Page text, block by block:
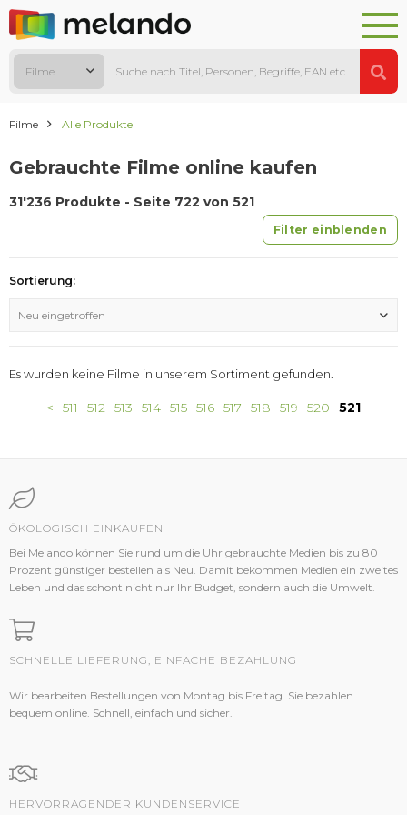
Filme
Filme Alle Produkte
Gebrauchte Filme online kaufen
31'236 Produkte - Seite 722 von 521
Filter einblenden
Sortierung:
Neu eingetroffen
Es wurden keine Filme in unserem Sortiment gefunden.
< 511 512 513 514 515 516 517 518 519 520 521
ÖKOLOGISCH EINKAUFEN
Bei Melando können Sie rund um die Uhr gebrauchte Medien bis zu 80
Prozent günstiger bestellen als Neu. Damit bekommen Medien ein zweites
Leben und das schont nicht nur Ihr Budget, sondern auch die Umwelt.
SCHNELLE LIEFERUNG, EINFACHE BEZAHLUNG
Wir bearbeiten Bestellungen von Montag bis Freitag. Sie bezahlen
bequem online. Schnell, einfach und sicher.
HERVORRAGENDER KUNDENSERVICE